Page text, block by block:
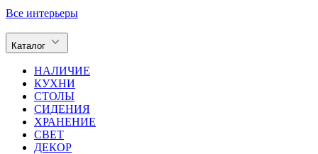
Все интерьеры
Каталог
НАЛИЧИЕ
КУХНИ
СТОЛЫ
СИДЕНИЯ
ХРАНЕНИЕ
СВЕТ
ДЕКОР